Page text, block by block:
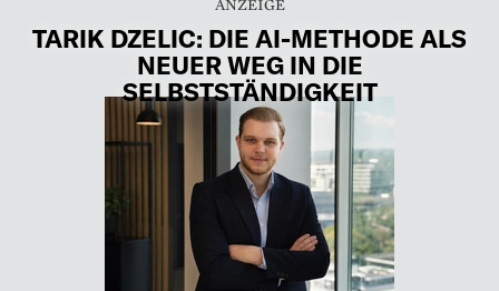
TARIK DZELIC: DIE AI-METHODE ALS
NEUER WEG IN DIE
SELBSTSTÄNDIGKEIT